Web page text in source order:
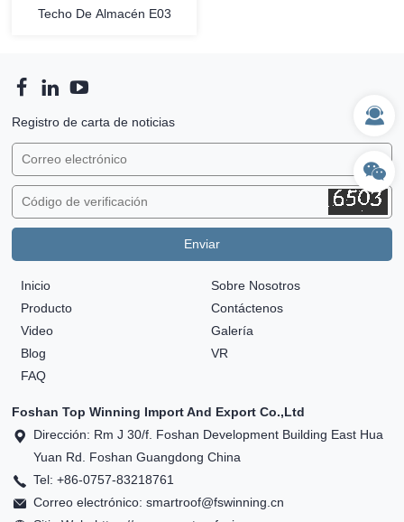
Techo De Almacén E03
Registro de carta de noticias
Inicio
Producto
Video
Blog
FAQ
Sobre Nosotros
Contáctenos
Galería
VR
Foshan Top Winning Import And Export Co.,Ltd
Dirección: Rm J 30/f. Foshan Development Building East Hua
Yuan Rd. Foshan Guangdong China
Tel: +86-0757-83218761
Correo electrónico: smartroof@fswinning.cn